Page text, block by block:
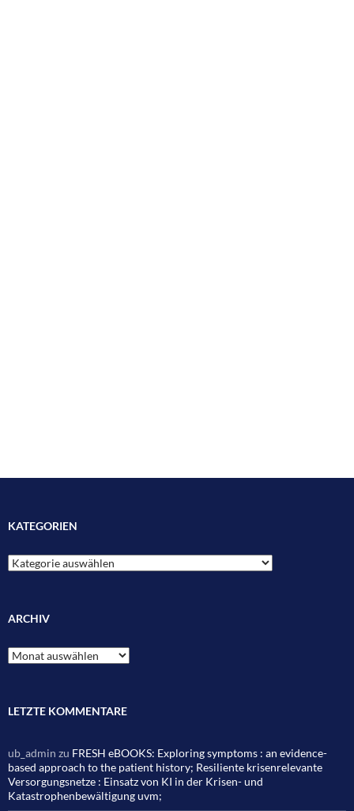
KATEGORIEN
Kategorien
ARCHIV
Archiv
LETZTE KOMMENTARE
ub_admin zu FRESH eBOOKS: Exploring symptoms : an evidence-
based approach to the patient history; Resiliente krisenrelevante
Versorgungsnetze : Einsatz von KI in der Krisen- und
Katastrophenbewältigung uvm;